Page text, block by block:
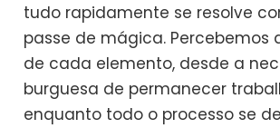
tudo rapidamente se resolve
passe de mágica. Percebemos
de cada elemento, desde a
burguesa de permanecer
enquanto todo o processo se